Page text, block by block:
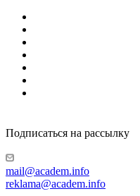
Подписаться на рассылку
mail@academ.info
reklama@academ.info